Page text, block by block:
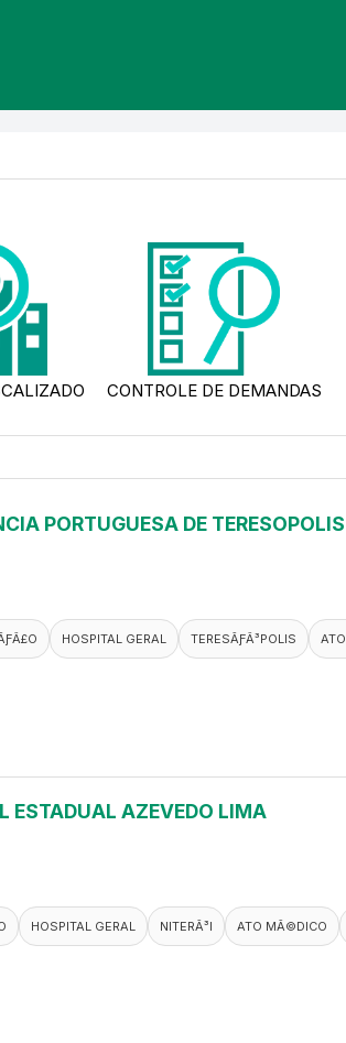
CONTROLE DE DEMANDAS
PORTUGUESA DE TERESOPOLIS
HOSPITAL GERAL TERESÃƑÂ³POLIS
ESTADUAL AZEVEDO LIMA
HOSPITAL GERAL NITERÃ³I ATO MÃ©DICO